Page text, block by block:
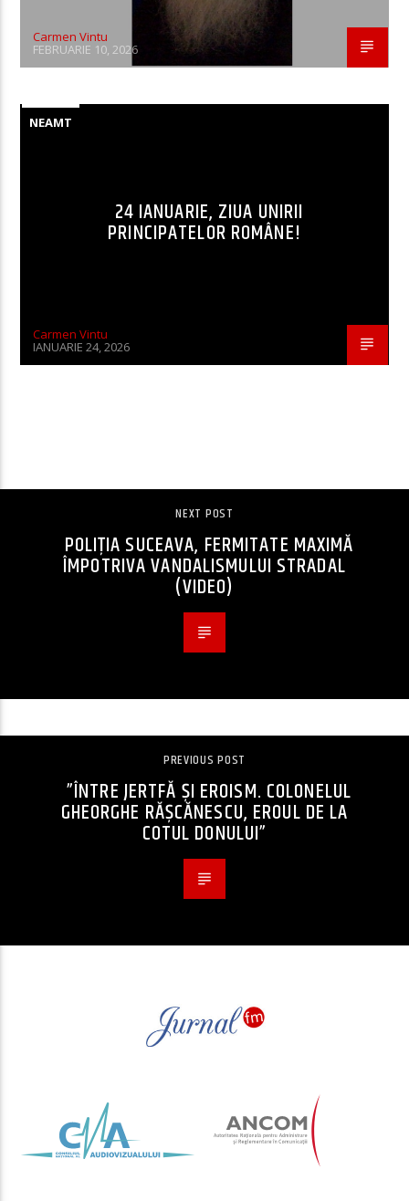
Carmen Vintu
FEBRUARIE 10, 2026
NEAMT
24 IANUARIE, ZIUA UNIRII
PRINCIPATELOR ROMÂNE!
Carmen Vintu
IANUARIE 24, 2026
NEXT POST
POLIȚIA SUCEAVA, FERMITATE MAXIMĂ
ÎMPOTRIVA VANDALISMULUI STRADAL
(VIDEO)
PREVIOUS POST
”ÎNTRE JERTFĂ ȘI EROISM. COLONELUL
GHEORGHE RĂȘCĂNESCU, EROUL DE LA
COTUL DONULUI”